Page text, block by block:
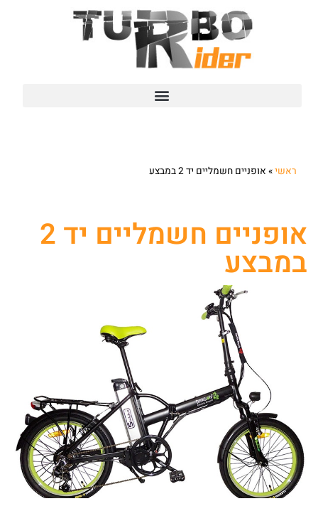
ראשי» אופניים חשמליים יד 2 במבצע
אופניים חשמליים יד 2
במבצע